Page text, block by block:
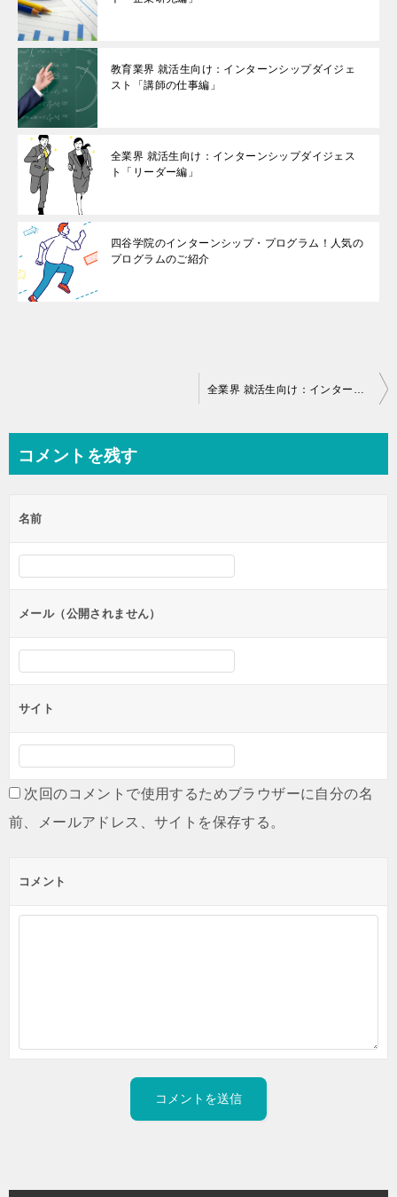
教育業界 就活生向け：インターンシップダイジェ
スト「講師の仕事編」
全業界 就活生向け：インターンシップダイジェス
ト「リーダー編」
四谷学院のインターンシップ・プログラム！人気の
プログラムのご紹介
ビ
ー
シ
ン
全業界 就活生向け：インターンシップダイジェスト「リーダー編」
コメントを残す
名前
メール（公開されません）
サイト
次回のコメントで使用するためブラウザーに自分の名
前、メールアドレス、サイトを保存する。
コメント